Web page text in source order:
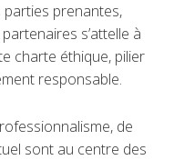
parties prenantes,
s’attelle à
charte éthique, pilier
responsable.
de
sont au centre des